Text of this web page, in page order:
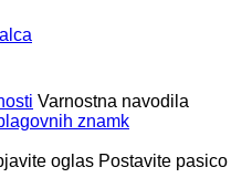
Varnostna navodila
znamk
oglas Postavite pasico